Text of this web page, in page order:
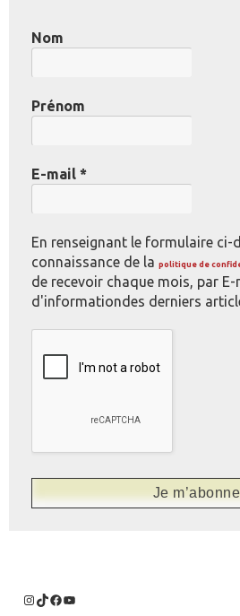
Nom
Prénom
E-mail *
En renseignant le formulaire ci-
connaissance de la politique de
de recevoir chaque mois, par
d'informationdes derniers